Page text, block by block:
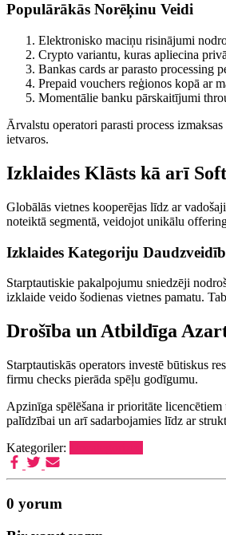
Populārākās Norēķinu Veidi
Elektronisko maciņu risinājumi
Crypto variantu, kuras apliecina
Bankas cards ar parasto processing
Prepaid vouchers reģionos kopā ar
Momentālie banku pārskaitījumi
Ārvalstu operatori parasti process
ietvaros.
Izklaides Klāsts kā arī
Globālās vietnes kooperējas līdz ar
noteiktā segmentā, veidojot unikālu
Izklaides Kategoriju
Starptautiskie pakalpojumu sniedzēji
izklaide veido šodienas vietnes pamatu.
Drošība un Atbildīga
Starptautiskās operators investē būtiskus
firmu checks pierāda spēļu godīgumu.
Apzinīga spēlēšana ir prioritāte
palīdzībai un arī sadarbojamies līdz ar
Kategoriler:
0 yorum